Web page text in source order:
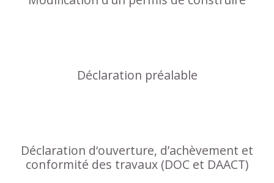
Déclaration préalable
Déclaration d‘ouverture, d’achèvement et
conformité des travaux (DOC et DAACT)